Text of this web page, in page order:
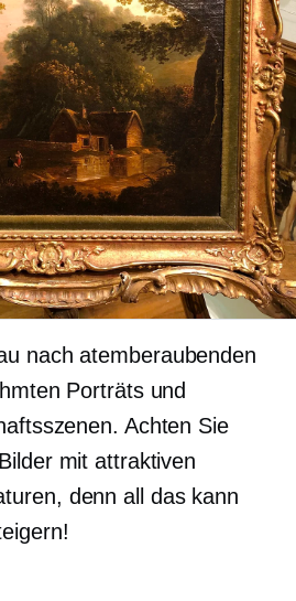
nach atemberaubenden
Porträts und
Achten Sie
mit attraktiven
denn all das kann